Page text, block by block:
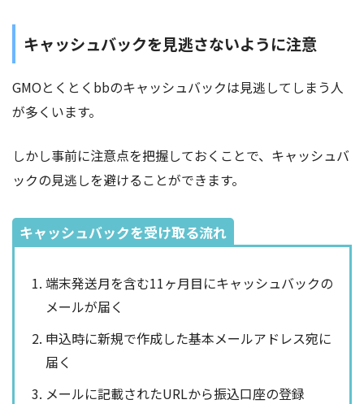
キャッシュバックを見逃さないように注意
GMOとくとくbbのキャッシュバックは見逃してしまう人
が多くいます。
しかし事前に注意点を把握しておくことで、キャッシュバ
ックの見逃しを避けることができます。
キャッシュバックを受け取る流れ
端末発送月を含む11ヶ月目にキャッシュバックの
メールが届く
申込時に新規で作成した基本メールアドレス宛に
届く
メールに記載されたURLから振込口座の登録